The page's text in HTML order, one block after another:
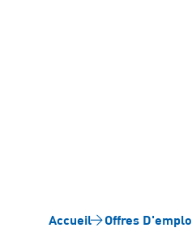
Accueil Offres